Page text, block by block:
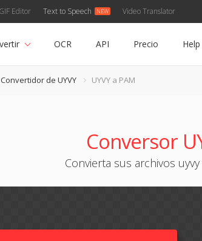
GIF Editor Text to Speech Video Translator
OCR API Precio Help
Convertidor de UYVY UYVY a PAM
Conversor
Convierta sus archivos